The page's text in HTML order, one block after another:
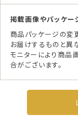
掲載画像やパッケー
商品パッケージの変
お届けするものと異
モニターにより商品
合がございます。